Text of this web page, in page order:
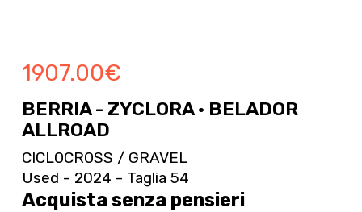
1907.00€
BERRIA - ZYCLORA · BELADOR
ALLROAD
CICLOCROSS / GRAVEL
Used - 2024 - Taglia 54
Acquista senza pensieri